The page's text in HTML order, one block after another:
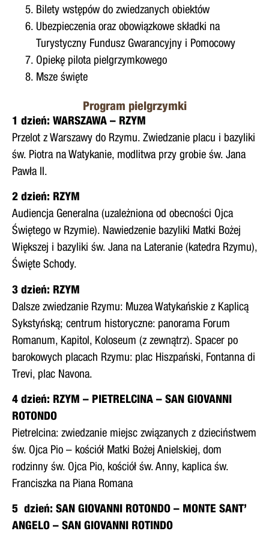
Bilety wstępów do zwiedzanych obiektów
Ubezpieczenia oraz obowiązkowe składki na
Turystyczny Fundusz Gwarancyjny i Pomocowy
Opiekę pilota pielgrzymkowego
Msze święte
Program pielgrzymki
1 dzień: WARSZAWA – RZYM
Przelot z Warszawy do Rzymu. Zwiedzanie placu i bazyliki
św. Piotra na Watykanie, modlitwa przy grobie św. Jana
Pawła II.
2 dzień: RZYM
Audiencja Generalna (uzależniona od obecności Ojca
Świętego w Rzymie). Nawiedzenie bazyliki Matki Bożej
Większej i bazyliki św. Jana na Lateranie (katedra Rzymu),
Święte Schody.
3 dzień: RZYM
Dalsze zwiedzanie Rzymu: Muzea Watykańskie z Kaplicą
Sykstyńską; centrum historyczne: panorama Forum
Romanum, Kapitol, Koloseum (z zewnątrz). Spacer po
barokowych placach Rzymu: plac Hiszpański, Fontanna di
Trevi, plac Navona.
4 dzień: RZYM – PIETRELCINA – SAN GIOVANNI
ROTONDO
Pietrelcina: zwiedzanie miejsc związanych z dzieciństwem
św. Ojca Pio – kościół Matki Bożej Anielskiej, dom
rodzinny św. Ojca Pio, kościół św. Anny, kaplica św.
Franciszka na Piana Romana
5 dzień: SAN GIOVANNI ROTONDO – MONTE SANT’
ANGELO – SAN GIOVANNI ROTINDO